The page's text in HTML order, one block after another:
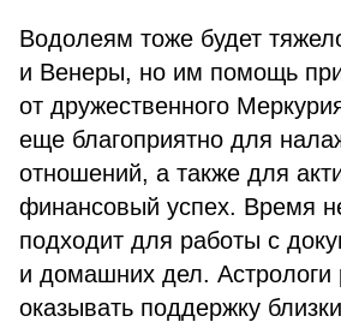
Водолеям тоже будет
и Венеры, но им помощь
от дружественного
еще благоприятно для
отношений, а также для
финансовый успех. Время
подходит для работы с
и домашних дел. Астрологи
оказывать поддержку